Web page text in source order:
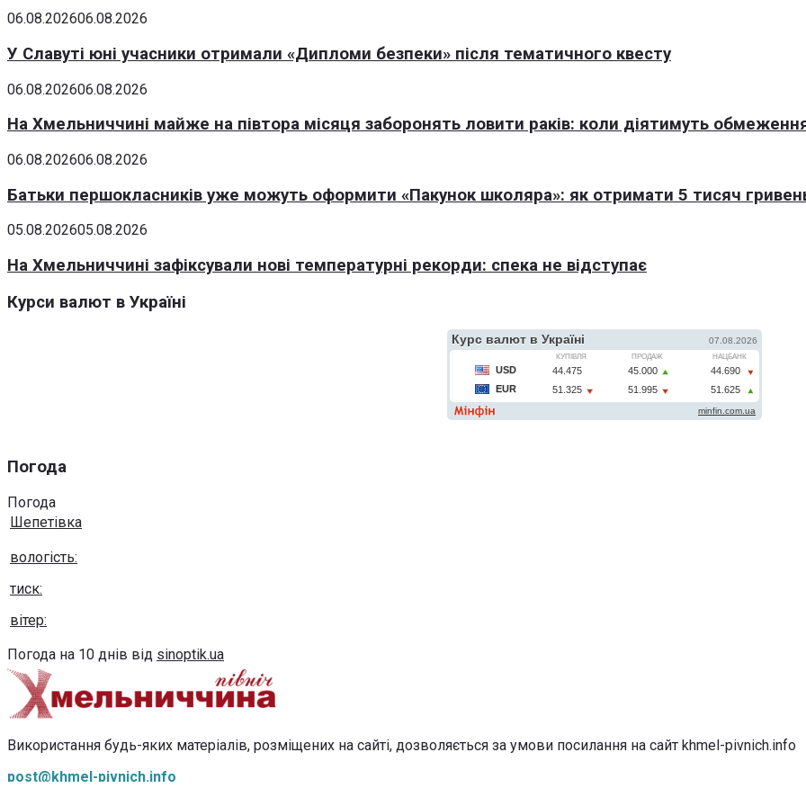
06.08.202606.08.2026
У Славуті юні учасники отримали «Дипломи безпеки» після тематичного квесту
06.08.202606.08.2026
На Хмельниччині майже на півтора місяця заборонять ловити раків: коли діятимуть
06.08.202606.08.2026
Батьки першокласників уже можуть оформити «Пакунок школяра»: як отримати 5 тисяч
05.08.202605.08.2026
На Хмельниччині зафіксували нові температурні рекорди: спека не відступає
Курси валют в Україні
Погода
Погода
Шепетівка
вологість:
тиск:
вітер:
Погода на 10 днів від sinoptik.ua
Використання будь-яких матеріалів, розміщених на сайті, дозволяється за умови посилання на сайт khmel-pivnich.info
post@khmel-pivnich.info